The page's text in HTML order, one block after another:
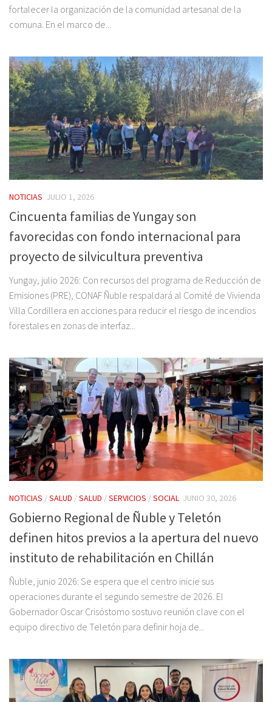
fortalecer la organización de la comunidad artesanal de la
comuna. En el marco de...
NOTICIAS JULIO 1, 2026
Cincuenta familias de Yungay son
favorecidas con fondo internacional para
proyecto de silvicultura preventiva
Yungay, julio 2026: Con recursos del programa de Reducción de
Emisiones (PRE), CONAF Ñuble respaldará al Comité de Vivienda
Villa Cordillera en acciones para reducir el riesgo de incendios
forestales en zonas de interfaz...
NOTICIAS /SALUD /SALUD /SERVICIOS /SOCIAL JUNIO 30, 2026
Gobierno Regional de Ñuble y Teletón
definen hitos previos a la apertura del nuevo
instituto de rehabilitación en Chillán
Ñuble, junio 2026: Se espera que el centro inicie sus
operaciones durante el segundo semestre de 2026. El
Gobernador Oscar Crisóstomo sostuvo reunión clave con el
equipo directivo de Teletón para definir hoja de...